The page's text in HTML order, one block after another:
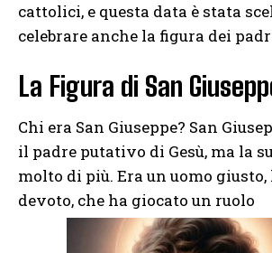
cattolici, e questa data è stata
celebrare anche la figura dei
La Figura di San
Chi era San Giuseppe? San
il padre putativo di Gesù, ma la
molto di più. Era un uomo giusto,
devoto, che ha giocato un ruolo